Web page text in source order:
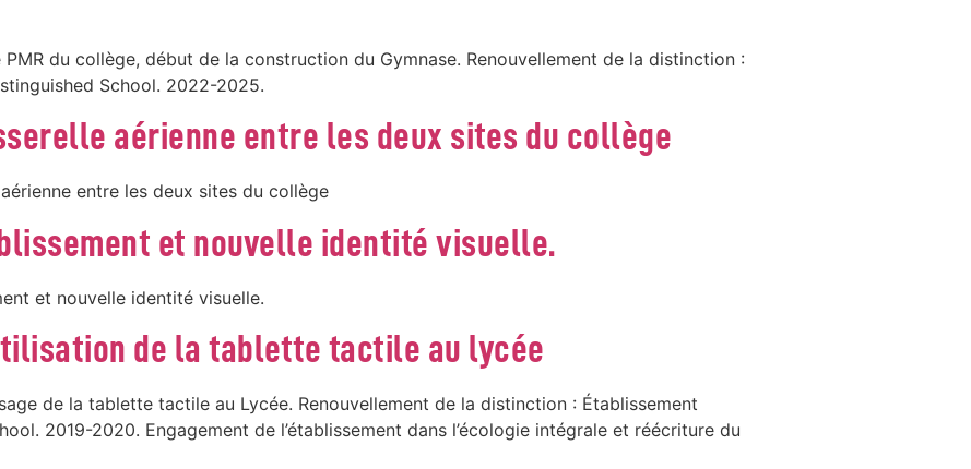
PMR du collège, début de la construction du Gymnase. Renouvellement de la distinction :
School. 2022-2025.
aérienne entre les deux sites du collège
entre les deux sites du collège
et nouvelle identité visuelle.
et nouvelle identité visuelle.
de la tablette tactile au lycée
de la tablette tactile au Lycée. Renouvellement de la distinction : Établissement
2019-2020. Engagement de l’établissement dans l’écologie intégrale et réécriture du